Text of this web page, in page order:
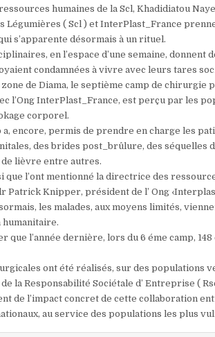
humaines de la Scl, Khadidiatou
Légumières ( Scl ) et InterPlast_France
s’apparente désormais à un rituel.
en l’espace d’une semaine, donnent
condamnées à vivre avec leurs tares
zone de Diama, le septième camp de chirurgie
l’Ong InterPlast_France, est perçu par les
corporel.
a, encore, permis de prendre en charge les
des brides post_brûlure, des séquelles
lièvre entre autres.
que l’ont mentionné la directrice des
Patrick Knipper, président de l’ Ong
les malades, aux moyens limités,
humanitaire.
que l’année dernière, lors du 6 éme camp,
ont été réalisés, sur des populations
la Responsabilité Sociétale d’ Entreprise (
de l’impact concret de cette collaboration
au service des populations les plus